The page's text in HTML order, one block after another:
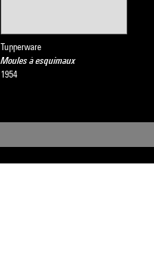
Tupperware
Moules à esquimaux
1954